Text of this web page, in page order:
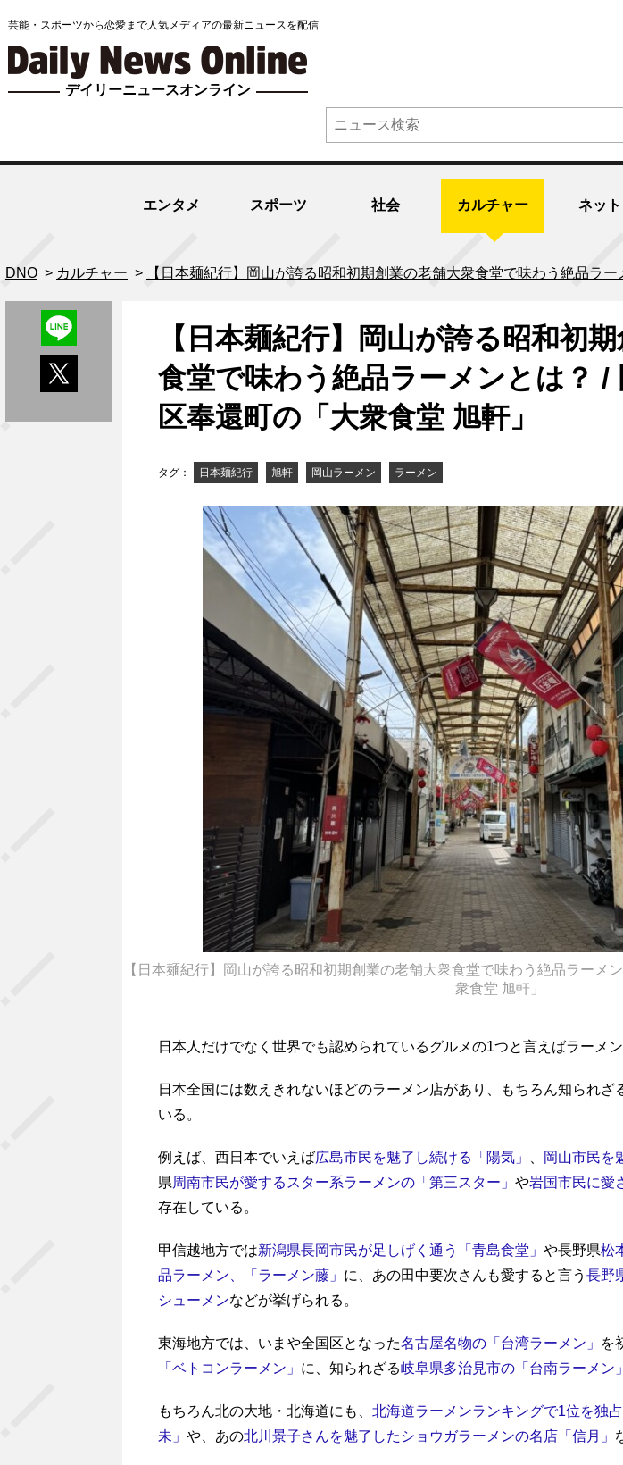
芸能・スポーツから恋愛まで人気メディアの最新ニュースを配信
デイリーニュースオンライン
エンタメ スポーツ 社会 カルチャー ネット
DNO > カルチャー > 【日本麺紀行】岡山が誇る昭和初期創業の老舗大衆食堂で味わう絶品ラ
【日本麺紀行】岡山が誇る昭和初
食堂で味わう絶品ラーメンとは？ /
区奉還町の「大衆食堂 旭軒」
タグ： 日本麺紀行 旭軒 岡山ラーメン ラーメン
【日本麺紀行】岡山が誇る昭和初期創業の老舗大衆食堂で味わう絶品ラーメ
衆食堂 旭軒」
日本人だけでなく世界でも認められているグルメの1つと言えばラーメン
日本全国には数えきれないほどのラーメン店があり、もちろん知られざ
いる。
例えば、西日本でいえば広島市民を魅了し続ける「陽気」 岡山市民を
県周南市民が愛するスター系ラーメンの「第三スター」 や岩国市民に愛
存在している。
甲信越地方では新潟県長岡市民が足しげく通う「青島食堂」 や長野県松
品ラーメン、「ラーメン藤」 に、あの田中要次さんも愛すると言う 長野
シューメンなどが挙げられる。
東海地方では、いまや全国区となった名古屋名物の「台湾ラーメン」 を
「ベトコンラーメン」 に、知られざる岐阜県多治見市の「台南ラーメン」
もちろん北の大地・北海道にも、 北海道ラーメンランキングで1位を独
未」 や、あの北川景子さんを魅了したショウガラーメンの名店「信月」